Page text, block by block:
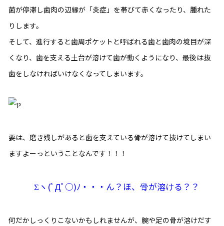
菌が停滞し歯肉の辺縁が「炎症」を帯びて赤くなったり、腫れた
りします。
そして、進行すると歯周ポケットと呼ばれる歯と歯肉の境目が深
くなり、歯を支える土台が溶けて歯が動くようになり、最後は抜
歯をしなければいけなくなってしまいます。
要は、磨き残しがあると歯を支えている骨が溶けて抜けてしまい
ますよーっということなんです！！！
Σヽ(ﾟДﾟ○)ﾉ・・・ん？ほ、骨が溶ける？？
何だかしっくりこないかもしれませんが、腕や足の骨が溶けだす